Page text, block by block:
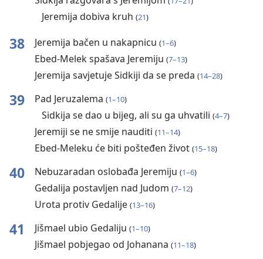
Jeremija dobiva kruh (21)
38 Jeremija bačen u nakapnicu (1⁠–⁠6)
Ebed-Melek spašava Jeremiju (7⁠–⁠13)
Jeremija savjetuje Sidkiji da se preda (14⁠–⁠28)
39 Pad Jeruzalema (1⁠–⁠10)
Sidkija se dao u bijeg, ali su ga uhvatili (4⁠–⁠7)
Jeremiji se ne smije nauditi (11⁠–⁠14)
Ebed-Meleku će biti pošteđen život (15⁠–⁠18)
40 Nebuzaradan oslobađa Jeremiju (1⁠–⁠6)
Gedalija postavljen nad Judom (7⁠–⁠12)
Urota protiv Gedalije (13⁠–⁠16)
41 Jišmael ubio Gedaliju (1⁠–⁠10)
Jišmael pobjegao od Johanana (11⁠–⁠18)